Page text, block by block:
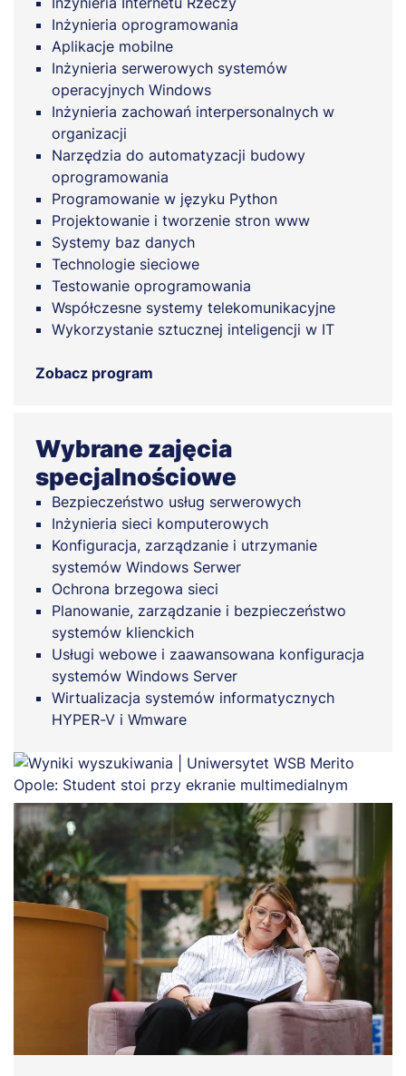
Inżynieria oprogramowania
Aplikacje mobilne
Inżynieria serwerowych systemów
operacyjnych Windows
Inżynieria zachowań interpersonalnych w
organizacji
Narzędzia do automatyzacji budowy
oprogramowania
Programowanie w języku Python
Projektowanie i tworzenie stron www
Systemy baz danych
Technologie sieciowe
Testowanie oprogramowania
Współczesne systemy telekomunikacyjne
Wykorzystanie sztucznej inteligencji w IT
Zobacz program
Wybrane zajęcia
specjalnościowe
Bezpieczeństwo usług serwerowych
Inżynieria sieci komputerowych
Konfiguracja, zarządzanie i utrzymanie
systemów Windows Serwer
Ochrona brzegowa sieci
Planowanie, zarządzanie i bezpieczeństwo
systemów klienckich
Usługi webowe i zaawansowana konfiguracja
systemów Windows Server
Wirtualizacja systemów informatycznych
HYPER-V i Wmware